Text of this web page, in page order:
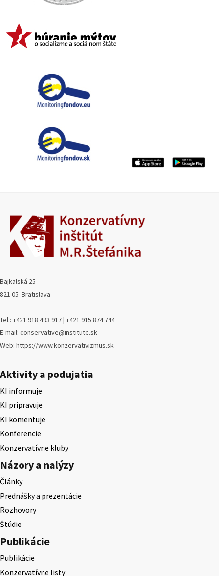
Bajkalská 25
821 05 Bratislava
Tel.: +421 918 493 917 | +421 915 874 744
E-mail: conservative@institute.sk
Web: https://www.konzervativizmus.sk
Aktivity a podujatia
KI informuje
KI pripravuje
KI komentuje
Konferencie
Konzervatívne kluby
Názory a nalýzy
Články
Prednášky a prezentácie
Rozhovory
Štúdie
Publikácie
Publikácie
Konzervatívne listy